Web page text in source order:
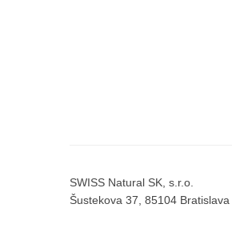
SWISS Natural SK, s.r.o.
Šustekova 37, 85104 Bratislava